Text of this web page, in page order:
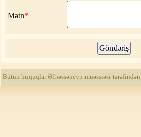
Mətn*
Bütün hüquqlar Əlhəssəneyn müəssiəsi